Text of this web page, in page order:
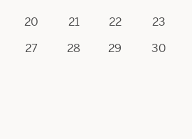
20 21 22
23
27 28 29
30